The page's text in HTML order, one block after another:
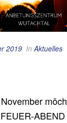
2019 InAktuelles